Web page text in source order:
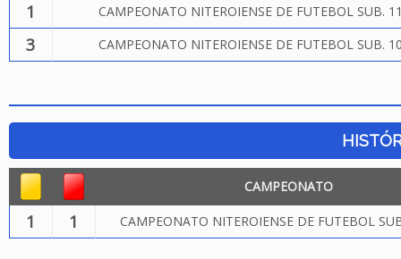
1 CAMPEONATO NITEROIENSE DE FUTEBOL SUB.
3 CAMPEONATO NITEROIENSE DE FUTEBOL SUB.
CAMPEONATO
1 1 CAMPEONATO NITEROIENSE DE FUTEBOL